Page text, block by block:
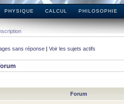
PHYSIQUE CALCUL PHILOSOPHIE
sans réponse | Voir les sujets actifs
Forum